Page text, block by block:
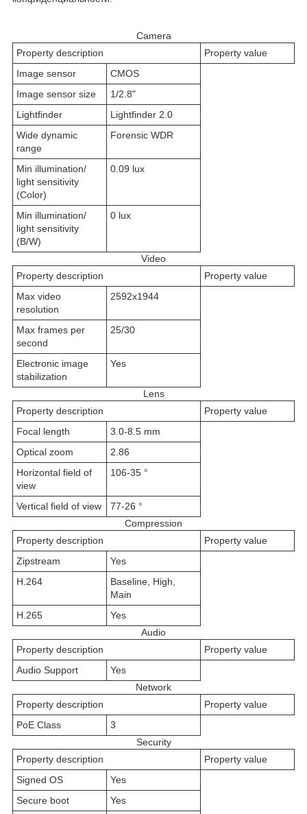
Camera
Property description
Property value
Image sensor
CMOS
Image sensor size
1/2.8"
Lightfinder
Lightfinder 2.0
Wide dynamic
range
Forensic WDR
Min illumination/
light sensitivity
(Color)
0.09 lux
Min illumination/
light sensitivity
(B/W)
0 lux
Video
Property description
Property value
Max video
resolution
2592x1944
Max frames per
second
25/30
Electronic image
stabilization
Yes
Lens
Property description
Property value
Focal length
3.0-8.5 mm
Optical zoom
2.86
Horizontal field of
view
106-35 °
Vertical field of view
77-26 °
Compression
Property description
Property value
Zipstream
Yes
H.264
Baseline, High,
Main
H.265
Yes
Audio
Property description
Property value
Audio Support
Yes
Network
Property description
Property value
PoE Class
3
Security
Property description
Property value
Signed OS
Yes
Secure boot
Yes